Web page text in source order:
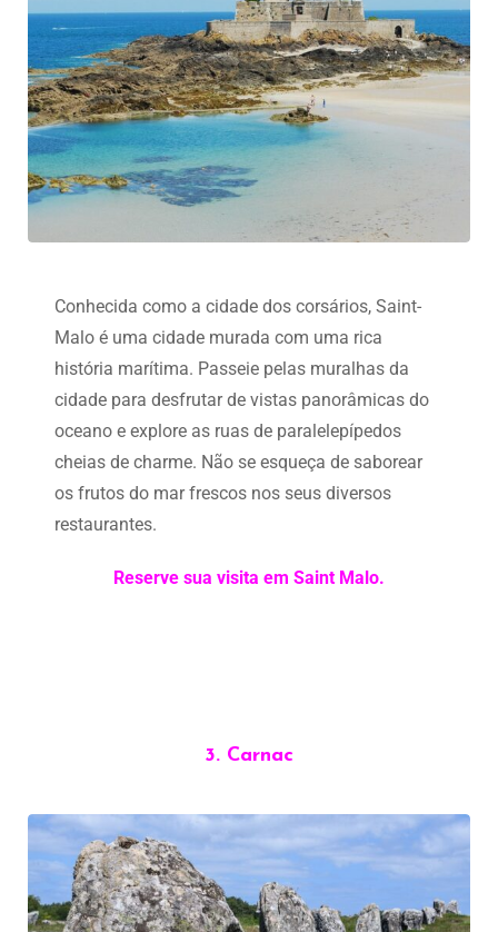
Conhecida como a cidade dos corsários, Saint-
Malo é uma cidade murada com uma rica
história marítima. Passeie pelas muralhas da
cidade para desfrutar de vistas panorâmicas do
oceano e explore as ruas de paralelepípedos
cheias de charme. Não se esqueça de saborear
os frutos do mar frescos nos seus diversos
restaurantes.
Reserve sua visita em Saint Malo.
3. Carnac